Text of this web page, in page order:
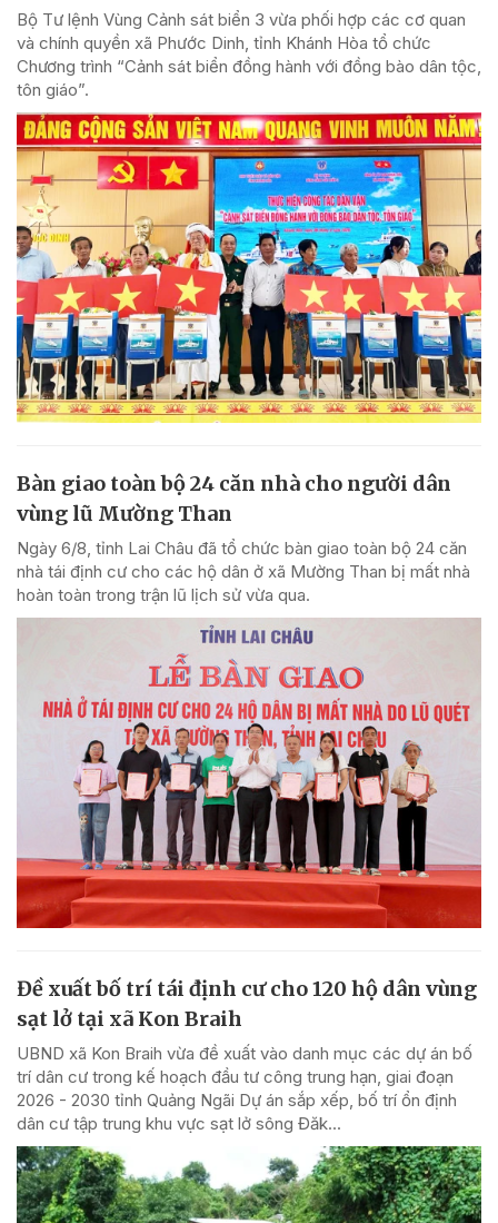
Bộ Tư lệnh Vùng Cảnh sát biển 3 vừa phối hợp các cơ quan
và chính quyền xã Phước Dinh, tỉnh Khánh Hòa tổ chức
Chương trình “Cảnh sát biển đồng hành với đồng bào dân tộc,
tôn giáo”.
Bàn giao toàn bộ 24 căn nhà cho người dân
vùng lũ Mường Than
Ngày 6/8, tỉnh Lai Châu đã tổ chức bàn giao toàn bộ 24 căn
nhà tái định cư cho các hộ dân ở xã Mường Than bị mất nhà
hoàn toàn trong trận lũ lịch sử vừa qua.
Đề xuất bố trí tái định cư cho 120 hộ dân vùng
sạt lở tại xã Kon Braih
UBND xã Kon Braih vừa đề xuất vào danh mục các dự án bố
trí dân cư trong kế hoạch đầu tư công trung hạn, giai đoạn
2026 - 2030 tỉnh Quảng Ngãi Dự án sắp xếp, bố trí ổn định
dân cư tập trung khu vực sạt lở sông Đăk...